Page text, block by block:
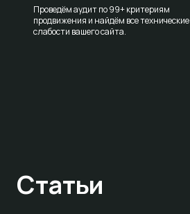
Проведём аудит по 99+ критериям
продвижения и найдём все технические
слабости вашего сайта.
Статьи